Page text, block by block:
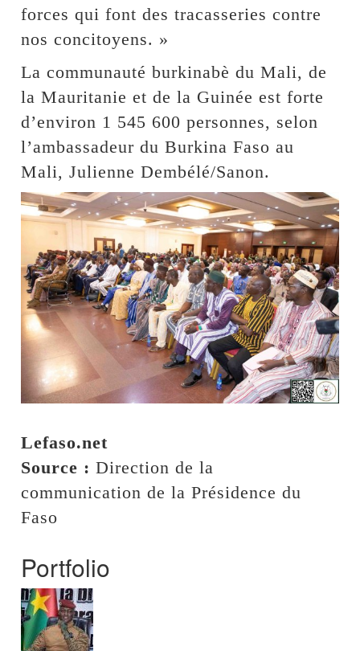
forces qui font des tracasseries contre
nos concitoyens. »
La communauté burkinabè du Mali, de
la Mauritanie et de la Guinée est forte
d’environ 1 545 600 personnes, selon
l’ambassadeur du Burkina Faso au
Mali, Julienne Dembélé/Sanon.
Lefaso.net
Source : Direction de la
communication de la Présidence du
Faso
Portfolio